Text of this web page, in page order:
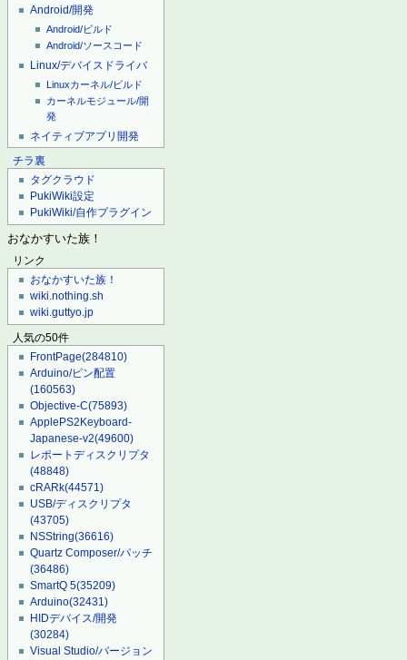
Android/開発
Android/ビルド
Android/ソースコード
Linux/デバイスドライバ
Linuxカーネル/ビルド
カーネルモジュール/開
発
ネイティブアプリ開発
チラ裏
タグクラウド
PukiWiki設定
PukiWiki/自作プラグイン
おなかすいた族！
リンク
おなかすいた族！
wiki.nothing.sh
wiki.guttyo.jp
人気の50件
FrontPage(284810)
Arduino/ピン配置
(160563)
Objective-C(75893)
ApplePS2Keyboard-
Japanese-v2(49600)
レポートディスクリプタ
(48848)
cRARk(44571)
USB/ディスクリプタ
(43705)
NSString(36616)
Quartz Composer/パッチ
(36486)
SmartQ 5(35209)
Arduino(32431)
HIDデバイス/開発
(30284)
Visual Studio/バージョン